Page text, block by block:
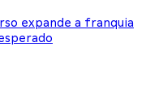
expande a franquia